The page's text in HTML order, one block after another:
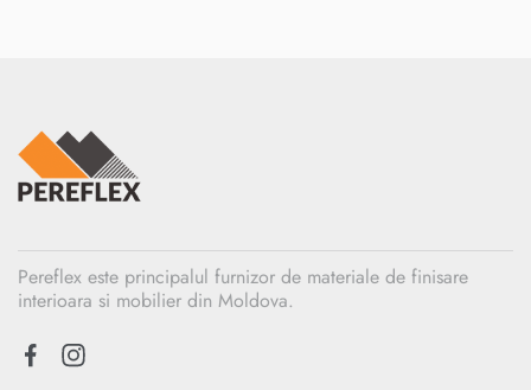
Pereflex este principalul furnizor de materiale de finisare
interioara si mobilier din Moldova.